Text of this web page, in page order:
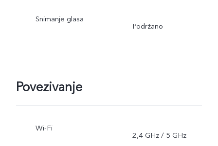
Snimanje glasa
Podržano
Povezivanje
Wi-Fi
2,4 GHz / 5 GHz